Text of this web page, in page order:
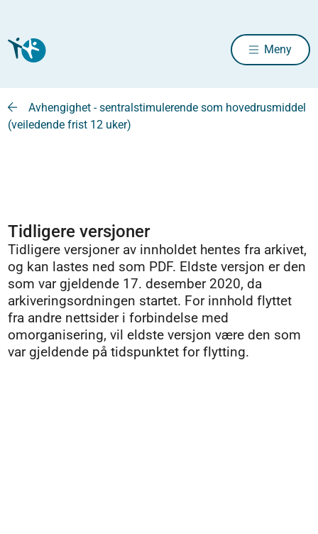
Meny
Avhengighet - sentralstimulerende som hovedrusmiddel
(veiledende frist 12 uker)
Tidligere versjoner
Tidligere versjoner av innholdet hentes fra arkivet,
og kan lastes ned som PDF. Eldste versjon er den
som var gjeldende 17. desember 2020, da
arkiveringsordningen startet. For innhold flyttet
fra andre nettsider i forbindelse med
omorganisering, vil eldste versjon være den som
var gjeldende på tidspunktet for flytting.